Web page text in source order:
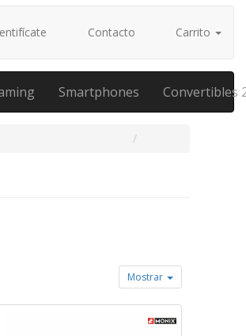
Contacto Carrito
Smartphones Convertibles
Mostrar